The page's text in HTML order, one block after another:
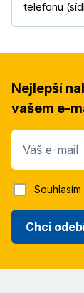
telefonu
Nejlepší
vašem e-
Váš e-mail
Chci